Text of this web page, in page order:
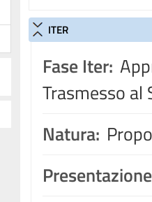
ITER
Fase Iter:
Trasmesso al
Natura: